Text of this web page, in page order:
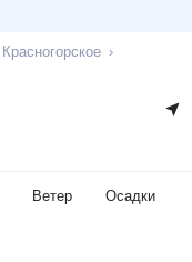
Красногорское
Ветер Осадки